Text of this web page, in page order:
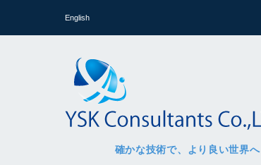
English
確かな技術で、より良い世界へ